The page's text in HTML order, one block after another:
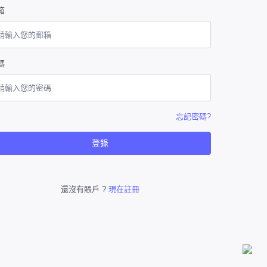
忘記密碼?
登錄
還沒有賬戶 ? 現在註冊